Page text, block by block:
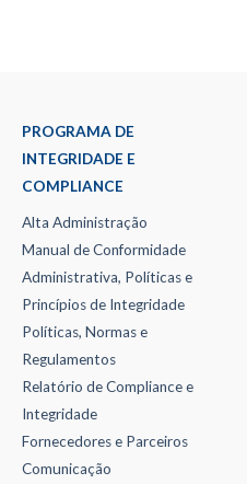
PROGRAMA DE
INTEGRIDADE E
COMPLIANCE
Alta Administração
Manual de Conformidade
Administrativa, Políticas e
Princípios de Integridade
Políticas, Normas e
Regulamentos
Relatório de Compliance e
Integridade
Fornecedores e Parceiros
Comunicação